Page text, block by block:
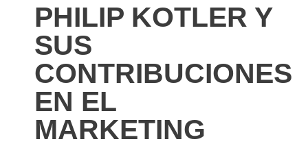
PHILIP KOTLER Y
SUS
CONTRIBUCIONES
EN EL
MARKETING